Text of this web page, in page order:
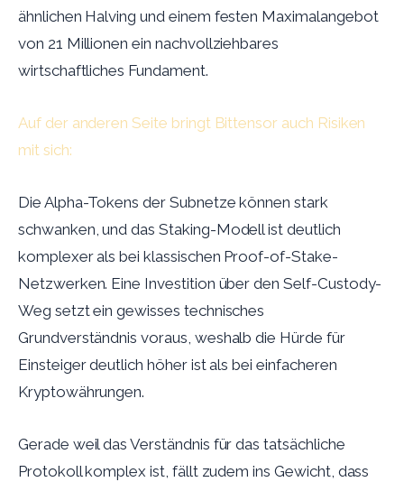
ähnlichen Halving und einem festen Maximalangebot
von 21 Millionen ein nachvollziehbares
wirtschaftliches Fundament.
Auf der anderen Seite bringt Bittensor auch Risiken
mit sich:
Die Alpha-Tokens der Subnetze können stark
schwanken, und das Staking-Modell ist deutlich
komplexer als bei klassischen Proof-of-Stake-
Netzwerken. Eine Investition über den Self-Custody-
Weg setzt ein gewisses technisches
Grundverständnis voraus, weshalb die Hürde für
Einsteiger deutlich höher ist als bei einfacheren
Kryptowährungen.
Gerade weil das Verständnis für das tatsächliche
Protokoll komplex ist, fällt zudem ins Gewicht, dass